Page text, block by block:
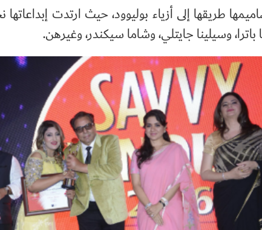
طريقها إلى أزياء بوليوود، حيث ارتدت
باترا، وسيلينا جايتلي، وشاما سيكندر، وغيرهن.